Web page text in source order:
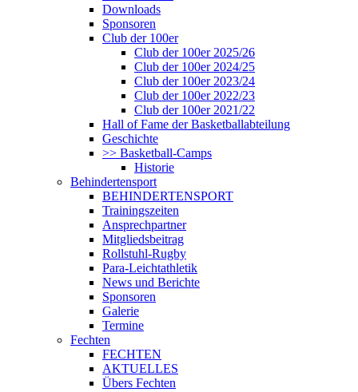
Downloads
Sponsoren
Club der 100er
Club der 100er 2025/26
Club der 100er 2024/25
Club der 100er 2023/24
Club der 100er 2022/23
Club der 100er 2021/22
Hall of Fame der Basketballabteilung
Geschichte
>> Basketball-Camps
Historie
Behindertensport
BEHINDERTENSPORT
Trainingszeiten
Ansprechpartner
Mitgliedsbeitrag
Rollstuhl-Rugby
Para-Leichtathletik
News und Berichte
Sponsoren
Galerie
Termine
Fechten
FECHTEN
AKTUELLES
Übers Fechten